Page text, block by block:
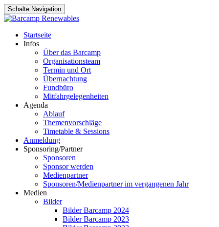
Schalte Navigation
Zum
Inhalt
Startseite
Infos
Über das Barcamp
Organisationsteam
Termin und Ort
Übernachtung
Fundbüro
Mitfahrgelegenheiten
Agenda
Ablauf
Themenvorschläge
Timetable & Sessions
Anmeldung
Sponsoring/Partner
Sponsoren
Sponsor werden
Medienpartner
Sponsoren/Medienpartner im vergangenen Jahr
Medien
Bilder
Bilder Barcamp 2024
Bilder Barcamp 2023